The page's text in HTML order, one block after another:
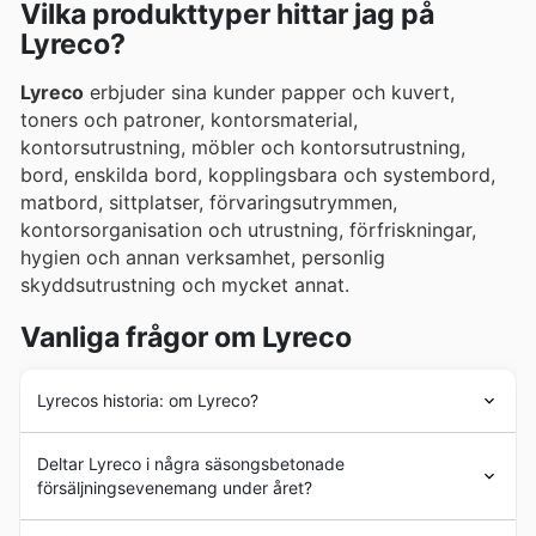
Vilka produkttyper hittar jag på
Lyreco?
Lyreco erbjuder sina kunder papper och kuvert,
toners och patroner, kontorsmaterial,
kontorsutrustning, möbler och kontorsutrustning,
bord, enskilda bord, kopplingsbara och systembord,
matbord, sittplatser, förvaringsutrymmen,
kontorsorganisation och utrustning, förfriskningar,
hygien och annan verksamhet, personlig
skyddsutrustning och mycket annat.
Vanliga frågor om Lyreco
Lyrecos historia: om Lyreco?
till utvecklingen av arbetsplatser. Sedan starten 1926
harLyrecohaft framgång och tillväxt i stor
utsträckning, och dess förmåga att kontinuerligt
Deltar Lyreco i några säsongsbetonade
försäljningsevenemang under året?